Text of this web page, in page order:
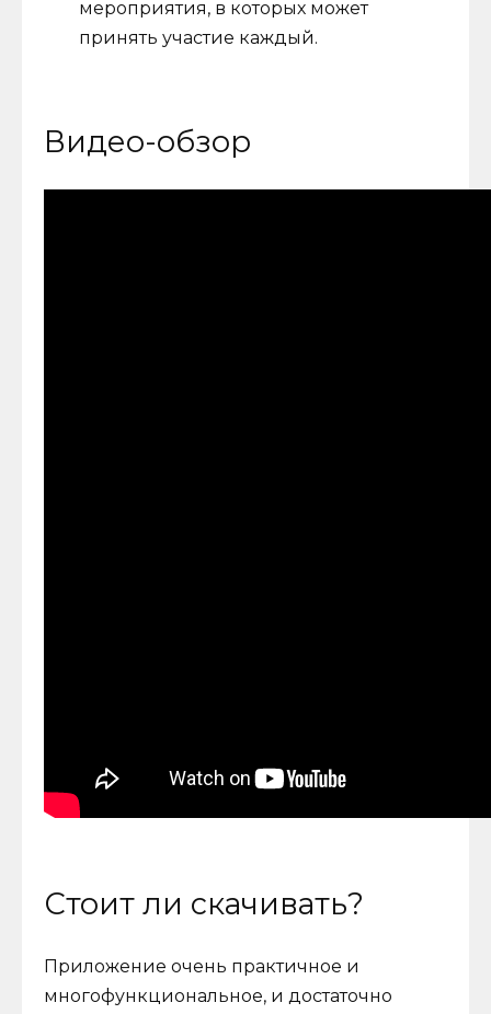
мероприятия, в которых может
принять участие каждый.
Видео-обзор
Стоит ли скачивать?
Приложение очень практичное и
многофункциональное, и достаточно